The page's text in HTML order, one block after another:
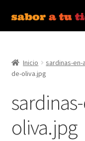
Ir
a
Ir
al
Bebidas
Caldos, Salsas y
Carnes y Embutidos
Inicio sardinas-
de-oliva.jpg
oliva.jpg